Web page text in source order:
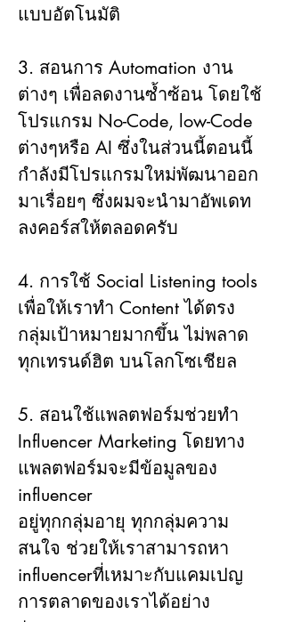
แบบอัตโนมัติ
3. สอนการ Automation งาน
ต่างๆ เพื่อลดงานซ้ำซ้อน โดยใช้
โปรแกรม No-Code, low-Code
ต่างๆหรือ AI ซึ่งในส่วนนี้ตอนนี้
กำลังมีโปรแกรมใหม่พัฒนาออก
มาเรื่อยๆ ซึ่งผมจะนำมาอัพเดท
ลงคอร์สให้ตลอดครับ
4. การใช้ Social Listening tools
เพื่อให้เราทำ Content ได้ตรง
กลุ่มเป้าหมายมากขึ้น ไม่พลาด
ทุกเทรนด์ฮิต บนโลกโซเชียล
5. สอนใช้แพลตฟอร์มช่วยทำ
Influencer Marketing โดยทาง
แพลตฟอร์มจะมีข้อมูลของ
influencer
อยู่ทุกกลุ่มอายุ ทุกกลุ่มความ
สนใจ ช่วยให้เราสามารถหา
influencerที่เหมาะกับแคมเปญ
การตลาดของเราได้อย่าง